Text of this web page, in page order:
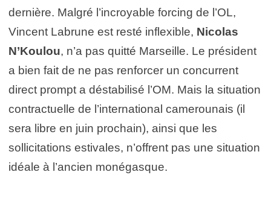
dernière. Malgré l’incroyable forcing de l’OL,
Vincent Labrune est resté inflexible, Nicolas
N’Koulou, n’a pas quitté Marseille. Le président
a bien fait de ne pas renforcer un concurrent
direct prompt a déstabilisé l’OM. Mais la situation
contractuelle de l’international camerounais (il
sera libre en juin prochain), ainsi que les
sollicitations estivales, n’offrent pas une situation
idéale à l’ancien monégasque.